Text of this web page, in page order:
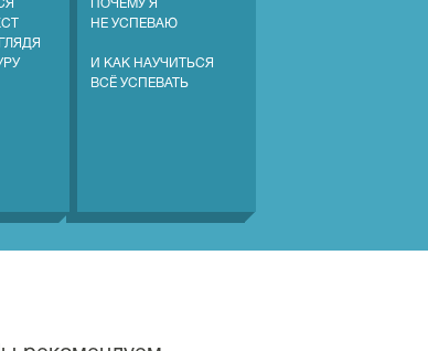
ПОЧЕМУ Я
НЕ УСПЕВАЮ
И КАК НАУЧИТЬСЯ
ВСЁ УСПЕВАТЬ